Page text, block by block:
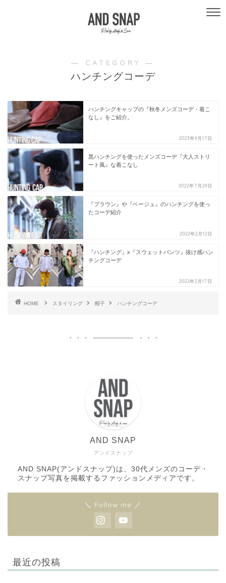
― CATEGORY ―
ハンチングコーデ
ハンチングキャップの『秋冬メンズコーデ・着こ
なし』をご紹介。
2023年9月17日
黒ハンチングを使ったメンズコーデ『大人ストリ
ート風』な着こなし
2022年7月29日
『ブラウン』や『ベージュ』のハンチングを使っ
たコーデ紹介
2022年2月12日
『ハンチング』x『スウェットパンツ』抜け感ハン
チングコーデ
2022年2月17日
HOME スタイリング 帽子 ハンチングコーデ
アンドスナップ
AND SNAP
AND SNAP(アンドスナップ)は、30代メンズのコーデ・
スナップ写真を掲載するファッションメディアです。
＼ Follow me ／
最近の投稿